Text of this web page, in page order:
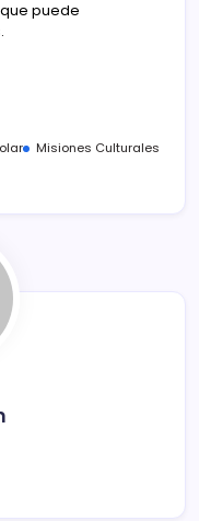
puede
Misiones Culturales